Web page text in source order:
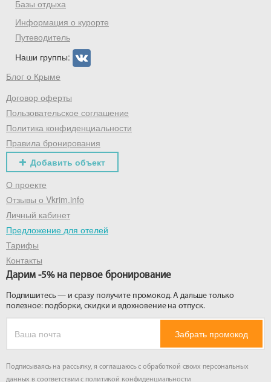
Базы отдыха
Информация о курорте
Путеводитель
Наши группы:
Блог о Крыме
Договор оферты
Пользовательское соглашение
Политика конфиденциальности
Правила бронирования
Добавить объект
О проекте
Отзывы о Vkrim.info
Личный кабинет
Предложение для отелей
Тарифы
Контакты
Дарим -5% на первое бронирование
Подпишитесь — и сразу получите промокод. А дальше только
полезное: подборки, скидки и вдохновение на отпуск.
Забрать промокод
Подписываясь на рассылку, я соглашаюсь с обработкой своих персональных
данных в соответствии с политикой конфиденциальности